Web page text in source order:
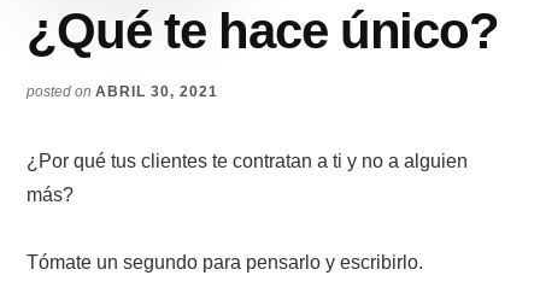
¿Qué te hace único?
posted onABRIL 30, 2021
¿Por qué tus clientes te contratan a ti y no a alguien
más?
Tómate un segundo para pensarlo y escribirlo.